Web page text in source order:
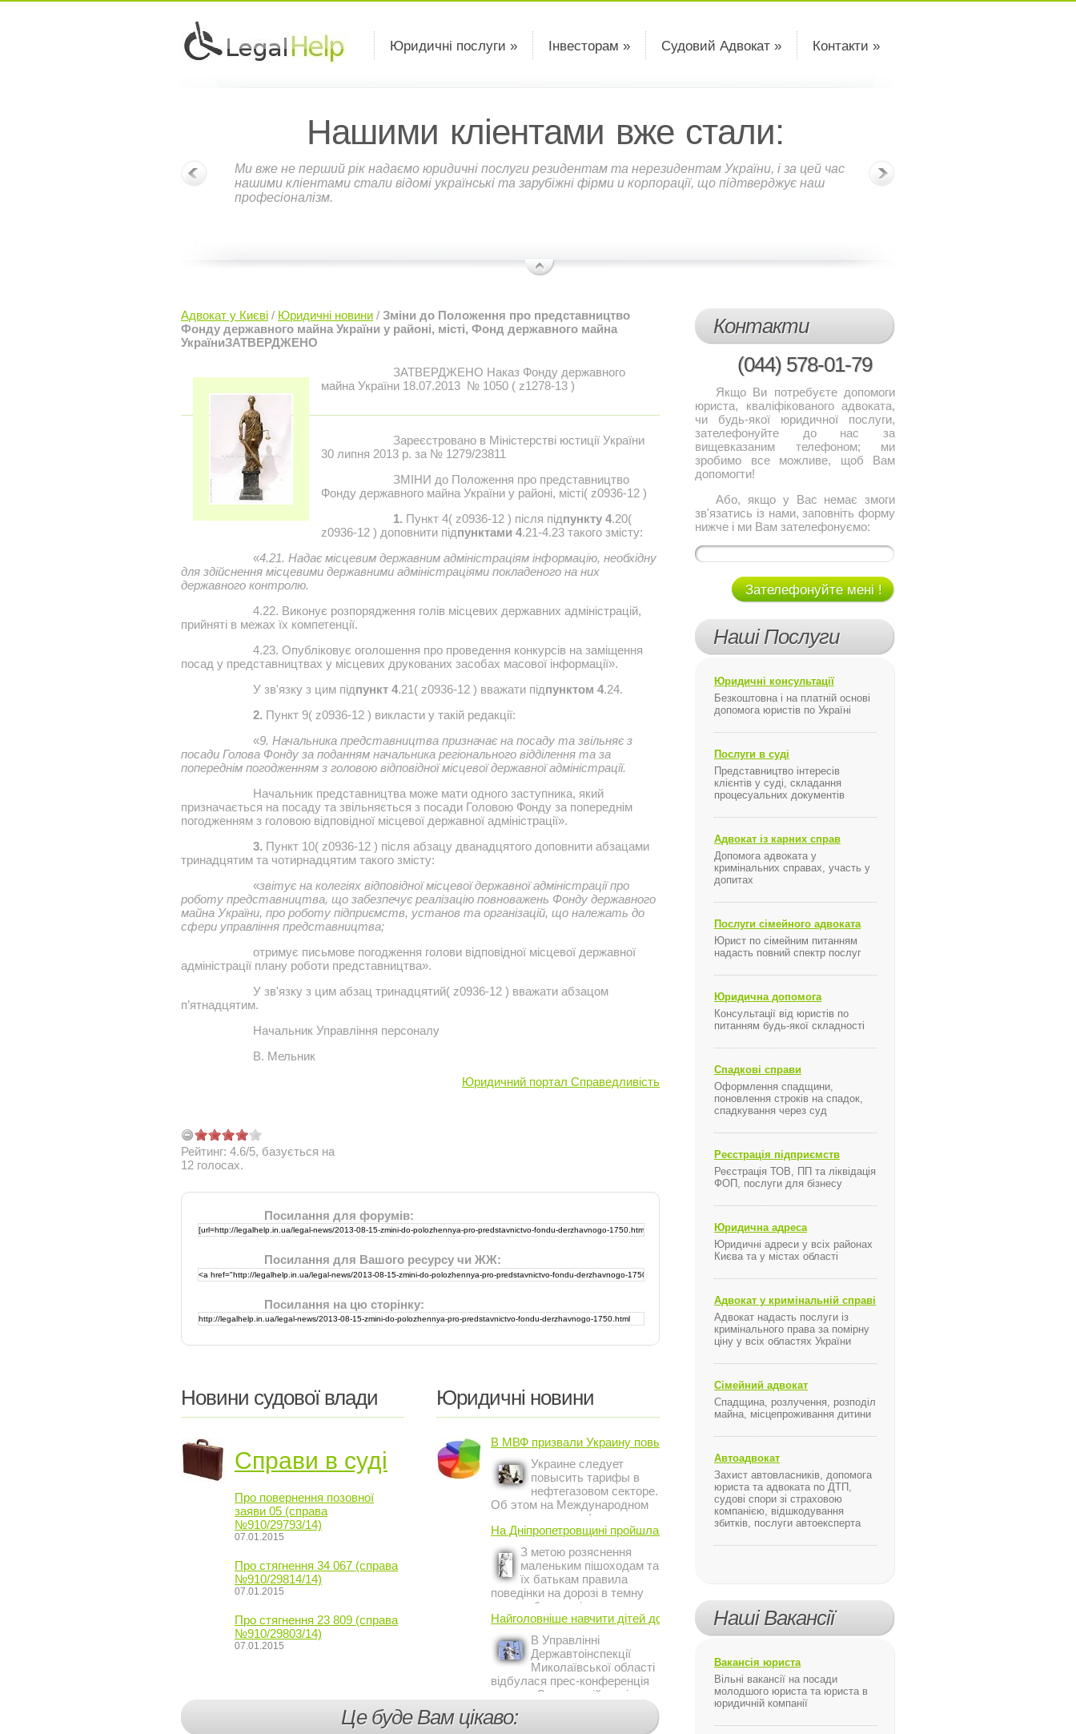
Юридичні послуги » Інвесторам » Судовий Адвокат » Контакти »
Нашими кліентами вже стали:
Ми вже не перший рік надаємо юридичні послуги резидентам та нерезидентам України, і за цей час
нашими кліентами стали відомі українські та зарубіжні фірми и корпорації, що підтверджує наш
професіоналізм.
Адвокат у Києві / Юридичні новини / Зміни до Положення про представництво
Фонду державного майна України у районі, місті, Фонд державного майна
УкраїниЗАТВЕРДЖЕНО
ЗАТВЕРДЖЕНО Наказ Фонду державного
майна України 18.07.2013 № 1050 ( z1278-13 )
Зареєстровано в Міністерстві юстиції України
30 липня 2013 р. за № 1279/23811
ЗМІНИ до Положення про представництво
Фонду державного майна України у районі, місті( z0936-12 )
1. Пункт 4( z0936-12 ) після підпункту 4.20(
z0936-12 ) доповнити підпунктами 4.21-4.23 такого змісту:
«4.21. Надає місцевим державним адміністраціям інформацію, необхідну
для здійснення місцевими державними адміністраціями покладеного на них
державного контролю.
4.22. Виконує розпорядження голів місцевих державних адміністрацій,
прийняті в межах їх компетенції.
4.23. Опубліковує оголошення про проведення конкурсів на заміщення
посад у представництвах у місцевих друкованих засобах масової інформації».
У зв'язку з цим підпункт 4.21( z0936-12 ) вважати підпунктом 4.24.
2. Пункт 9( z0936-12 ) викласти у такій редакції:
«9. Начальника представництва призначає на посаду та звільняє з
посади Голова Фонду за поданням начальника регіонального відділення та за
попереднім погодженням з головою відповідної місцевої державної адміністрації.
Начальник представництва може мати одного заступника, який
призначається на посаду та звільняється з посади Головою Фонду за попереднім
погодженням з головою відповідної місцевої державної адміністрації».
3. Пункт 10( z0936-12 ) після абзацу дванадцятого доповнити абзацами
тринадцятим та чотирнадцятим такого змісту:
«звітує на колегіях відповідної місцевої державної адміністрації про
роботу представництва, що забезпечує реалізацію повноважень Фонду державного
майна України, про роботу підприємств, установ та організацій, що належать до
сфери управління представництва;
отримує письмове погодження голови відповідної місцевої державної
адміністрації плану роботи представництва».
У зв'язку з цим абзац тринадцятий( z0936-12 ) вважати абзацом
п’ятнадцятим.
Начальник Управління персоналу
В. Мельник
Юридичний портал Справедливість
Рейтинг: 4.6/5, базується на
12 голосах.
Посилання для форумів:
Посилання для Вашого ресурсу чи ЖЖ:
Посилання на цю сторінку:
Новини судової влади
Справи в суді
Про повернення позовної
заяви 05 (справа
№910/29793/14)
07.01.2015
Про стягнення 34 067 (справа
№910/29814/14)
07.01.2015
Про стягнення 23 809 (справа
№910/29803/14)
07.01.2015
Юридичні новини
В МВФ призвали Украину повысить ...
Украине следует
повысить тарифы в
нефтегазовом секторе.
Об этом на Международном
инвестиционном форуме в
Киеве заявил постоянный
представитель МВФ на
Украине Жером Ваше.
На Дніпропетровщині пройшла акція ...
З метою розяснення
маленьким пішоходам та
їх батькам правила
поведінки на дорозі в темну
пору доби, працівники сектору
профілактичної роботи відділу
ДАІ з обслуговування міста
Кривий Ріг провели ...
Найголовніше навчити дітей дотримуватися ...
В Управлінні
Державтоінспекції
Миколаївської області
відбулася прес-конференція
на тему Стан аварійності за
пішоходів.
Це буде Вам цікаво:
Контакти
(044) 578-01-79
Якщо Ви потребуєте допомоги
юриста, кваліфікованого адвоката,
чи будь-якої юридичної послуги,
зателефонуйте до нас за
вищевказаним телефоном; ми
зробимо все можливе, щоб Вам
допомогти!
Або, якщо у Вас немає змоги
зв'язатись із нами, заповніть форму
нижче і ми Вам зателефонуємо:
Зателефонуйте мені !
Наші Послуги
Юридичні консультації
Безкоштовна і на платній основі
допомога юристів по Україні
Послуги в суді
Представництво інтересів
клієнтів у суді, складання
процесуальних документів
Адвокат із карних справ
Допомога адвоката у
кримінальних справах, участь у
допитах
Послуги сімейного адвоката
Юрист по сімейним питанням
надасть повний спектр послуг
Юридична допомога
Консультації від юристів по
питанням будь-якої складності
Спадкові справи
Оформлення спадщини,
поновлення строків на спадок,
спадкування через суд
Реєстрація підприємств
Реєстрація ТОВ, ПП та ліквідація
ФОП, послуги для бізнесу
Юридична адреса
Юридичні адреси у всіх районах
Києва та у містах області
Адвокат у кримінальній справі
Адвокат надасть послуги із
кримінального права за помірну
ціну у всіх областях України
Сімейний адвокат
Спадщина, розлучення, розподіл
майна, місцепроживання дитини
Автоадвокат
Захист автовласників, допомога
юриста та адвоката по ДТП,
судові спори зі страховою
компанією, відшкодування
збитків, послуги автоексперта
Наші Вакансії
Вакансія юриста
Вільні вакансії на посади
молодшого юриста та юриста в
юридичній компанії